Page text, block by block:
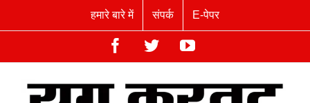
हमारे बारे में संपर्क E-पेपर
Facebook
TwitterYouTube